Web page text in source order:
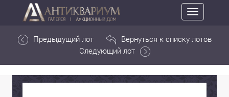
Toggle
navigation
Предыдущий лот
Вернуться к списку лотов
Следующий лот